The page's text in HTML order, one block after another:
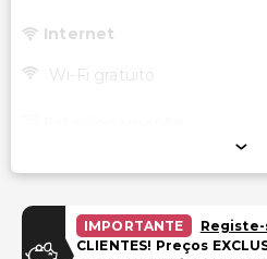
Internet
Wi-Fi gratuito
Instalações
TV em áreas comuns
IMPORTANTE Registe-
CLIENTES! Preços